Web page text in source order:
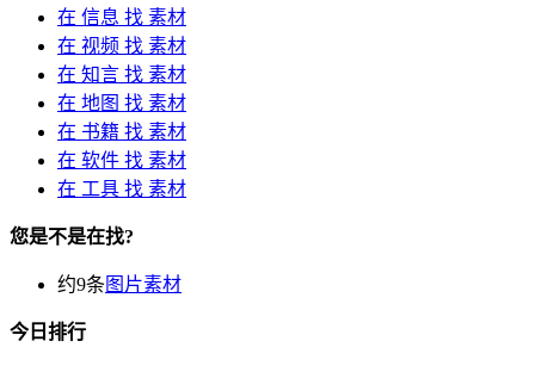
在 信息 找 素材
在 视频 找 素材
在 知言 找 素材
在 地图 找 素材
在 书籍 找 素材
在 软件 找 素材
在 工具 找 素材
您是不是在找?
约9条 图片素材
今日排行